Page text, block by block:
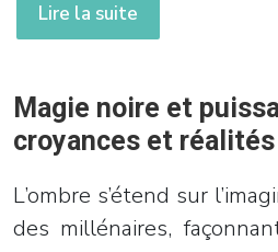
Lire la suite
Magie noire et
croyances et réalités
L’ombre s’étend sur
des millénaires,